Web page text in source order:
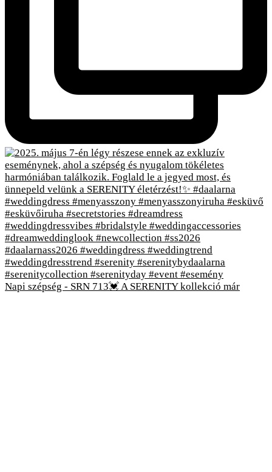
Napi szépség - SRN 713💓 A SERENITY kollekció már